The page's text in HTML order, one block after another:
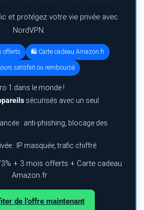
et protégez votre vie privée avec
NordVPN.
offerts 🛍️ Carte cadeau Amazon.fr
satisfait ou remboursé
1 dans le monde !
sécurisés avec un seul
: anti-phishing, blocage des
: IP masquée, trafic chiffré
+ 3 mois offerts + Carte cadeau
Amazon.fr
de l’offre maintenant